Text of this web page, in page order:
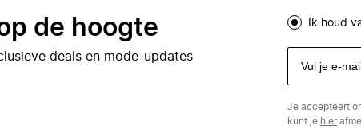
de hoogte
deals en mode-updates
Ik houd
Je accepteert
kunt je hier